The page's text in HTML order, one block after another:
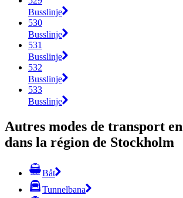
Busslinje
530
Busslinje
531
Busslinje
532
Busslinje
533
Busslinje
Autres modes de transport
dans la région de Stockholm
Båt
Tunnelbana